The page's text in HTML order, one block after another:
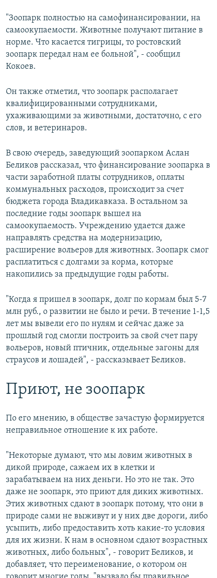
"Зоопарк полностью на самофинансировании, на
самоокупаемости. Животные получают питание в
норме. Что касается тигрицы, то ростовский
зоопарк передал нам ее больной", - сообщил
Кокоев.
Он также отметил, что зоопарк располагает
квалифицированными сотрудниками,
ухаживающими за животными, достаточно, с его
слов, и ветеринаров.
В свою очередь, заведующий зоопарком Аслан
Беликов рассказал, что финансирование зоопарка в
части заработной платы сотрудников, оплаты
коммунальных расходов, происходит за счет
бюджета города Владикавказа. В остальном за
последние годы зоопарк вышел на
самоокупаемость. Учреждению удается даже
направлять средства на модернизацию,
расширение вольеров для животных. Зоопарк смог
расплатиться с долгами за корма, которые
накопились за предыдущие годы работы.
"Когда я пришел в зоопарк, долг по кормам был 5-7
млн руб., о развитии не было и речи. В течение 1-1,5
лет мы вывели его по нулям и сейчас даже за
прошлый год смогли построить за свой счет пару
вольеров, новый птичник, отдельные загоны для
страусов и лошадей", - рассказывает Беликов.
Приют, не зоопарк
По его мнению, в обществе зачастую формируется
неправильное отношение к их работе.
"Некоторые думают, что мы ловим животных в
дикой природе, сажаем их в клетки и
зарабатываем на них деньги. Но это не так. Это
даже не зоопарк, это приют для диких животных.
Этих животных сдают в зоопарк потому, что они в
природе сами не выживут и у них две дороги, либо
усыпить, либо предоставить хоть какие-то условия
для их жизни. К нам в основном сдают возрастных
животных, либо больных", - говорит Беликов, и
добавляет, что переименование, о котором он